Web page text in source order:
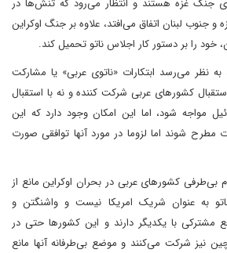
جنگ غزه هستند و انتظار می‌رود که تنش‌ها در
و جنوب لبنان اتفاق می‌افتد، علاوه بر جنگ اوکراین
را بر دستور کار اجلاس ناتو تحمیل کند.
نظر می‌رسد ابتکارات «ناتوی عربی» یا مشارکت
کشورهای عربی شرکت کننده و نه با استقبال
مواجه شود، اما این امکان وجود دارد که این
مطرح شوند اما لزوما در مورد آنها توافقی صورت
بی‌طرفی کشورهای عربی در بحران اوکراین مانع از
به عنوان شریک امریکا نیست و واشنگتن و
مشترکی با یکدیگر دارند و این کشورها حتی در
نیز شرکت می‌کنند و موضع بی‌طرفانه آنها مانع